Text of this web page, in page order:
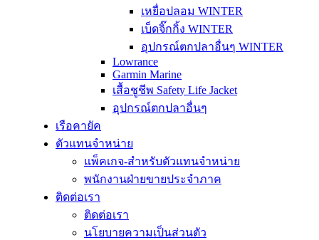
เหยื่อปลอม WINTER
เบ็ดจิ๊กกิ้ง WINTER
อุปกรณ์ตกปลาอื่นๆ WINTER
Lowrance
Garmin Marine
เสื้อชูชีพ Safety Life Jacket
อุปกรณ์ตกปลาอื่นๆ
เรือคายัค
ตัวแทนจำหน่าย
แพ็คเกจ-สำหรับตัวแทนจำหน่าย
พนักงานฝ่ายขายประจำภาค
ติดต่อเรา
ติดต่อเรา
นโยบายความเป็นส่วนตัว